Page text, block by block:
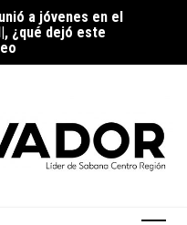
¿qué dejó este
el Mes del Rock, ¿cómo
musical?